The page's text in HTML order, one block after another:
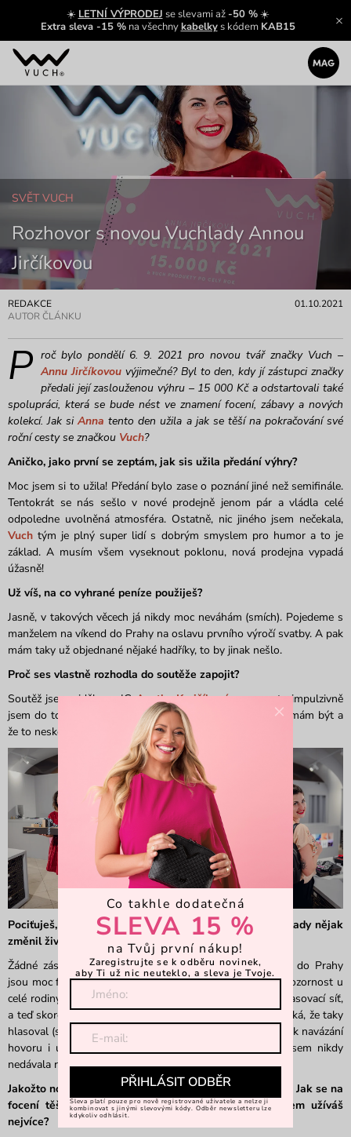
☀️ LETNÍ VÝPRODEJ se slevami až -50 %☀️
Extra sleva -15 %na všechnykabelkys kódem KAB15
SVĚT VUCH
Rozhovor s novou Vuchlady Annou
Jirčíkovou
01.10.2021
REDAKCE
AUTOR ČLÁNKU
P roč bylo pondělí 6. 9. 2021 pro novou tvář značky Vuch –
Annu Jirčíkovouvýjimečné? Byl to den, kdy jí zástupci značky
předali její zaslouženou výhru – 15 000 Kč a odstartovali také
spolupráci, která se bude nést ve znamení focení, zábavy a nových
kolekcí. Jak siAnna tento den užila a jak se těší na pokračování své
roční cesty se značkou Vuch?
Aničko, jako první se zeptám, jak sis užila předání výhry?
Moc jsem si to užila! Předání bylo zase o poznání jiné než semifinále.
Tentokrát se nás sešlo v nové prodejně jenom pár a vládla celé
odpoledne uvolněná atmosféra. Ostatně, nic jiného jsem nečekala,
Vuch tým je plný super lidí s dobrým smyslem pro humor a to je
základ. A musím všem vyseknout poklonu, nová prodejna vypadá
úžasně!
Už víš, na co vyhrané peníze použiješ?
Jasně, v takových věcech já nikdy moc neváhám (smích). Pojedeme s
manželem na víkend do Prahy na oslavu prvního výročí svatby. A pak
mám taky už objednané nějaké hadříky, to by jinak nešlo.
Proč ses vlastně rozhodla do soutěže zapojit?
Soutěž jsem viděla na IGAnetky Krejčíkovéa naprosto impulzivně
jsem do toho šla, měla jsem nějaký vnitřní pocit, že tam mám být a
že to neskončí jen posláním fotky na IG.
Pociťuješ, že se ti v souvislosti s výhrou v soutěži Vuchlady nějak
změnil život?
Žádné zásadní změny se určitě zatím nestaly, ale výlety do Prahy
jsou moc fajn. A neskutečné je, že tahle soutěž vzbudila pozornost u
celé rodiny a spousty mých přátel, kteří rozšířili úplnou hlasovací síť,
a teď skoro denně potkávám někoho, kdo mi gratuluje a říká, že taky
hlasoval (smích). Je mi hodně příjemné a je to krásné téma k navázání
hovoru i u lidí, které jsem už dlouho neviděla. A taky jsem nikdy
nedávala rozhovory - baví mě to!
Jakožto novou Vuchlady tě čeká focení s produkty Vuch. Jak se na
focení těšíš a co si na focení s profesionálním týmem užíváš
nejvíce?
×
Co takhle dodatečná
SLEVA 15 %
na Tvůj první nákup!
Zaregistrujte se k odběru novinek,
aby Ti už nic neuteklo, a sleva je Tvoje.
PŘIHLÁSIT ODBĚR
Sleva platí pouze pro nově registrované uživatele a nelze ji
kombinovat s jinými slevovými kódy. Odběr newsletteru lze
kdykoliv odhlásit.